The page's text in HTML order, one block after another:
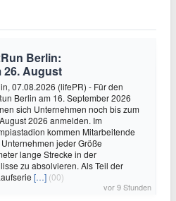
Berlin:
26. August
07.08.2026 (lifePR) - Für den
Berlin am 16. September 2026
sich Unternehmen noch bis zum
2026 anmelden. Im
kommen Mitarbeitende
jeder Größe
lange Strecke in der
zu absolvieren. Als Teil der
[…] (00)
vor 9 Stunden